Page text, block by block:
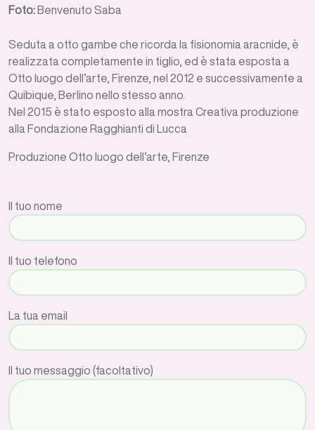
Foto: Benvenuto Saba
Seduta a otto gambe che ricorda la fisionomia aracnide, è
realizzata completamente in tiglio, ed è stata esposta a
Otto luogo dell’arte, Firenze, nel 2012 e successivamente a
Quibique, Berlino nello stesso anno.
Nel 2015 è stato esposto alla mostra Creativa produzione
alla Fondazione Ragghianti di Lucca
Produzione Otto luogo dell’arte, Firenze
Il tuo nome
Il tuo telefono
La tua email
Il tuo messaggio (facoltativo)